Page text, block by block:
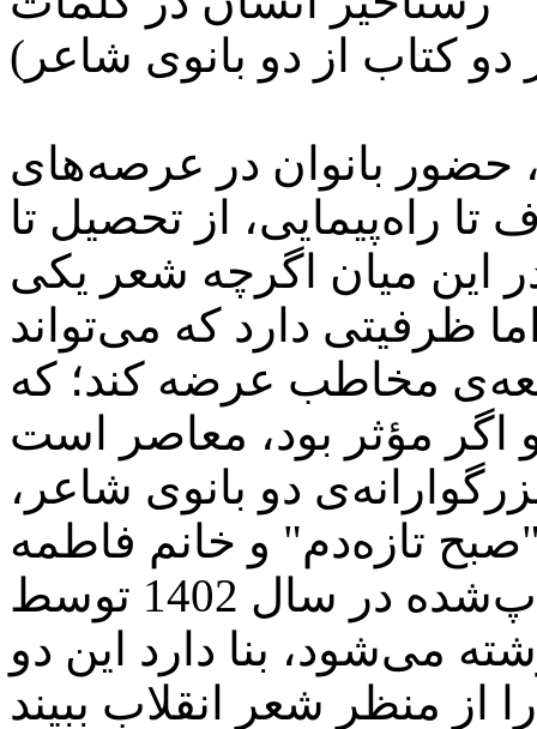
حضور بانوان در عرصه‌های
راه‌پیمایی، از تحصیل تا
این میان اگرچه شعر یکی
ظرفیتی دارد که می‌تواند
مخاطب عرضه کند؛ که
دو بانوی شاعر،
تازه‌دم" و خانم فاطمه
عارف‌نژاد با کتاب "شبانماه" (چاپ‌شده در سال 1402 توسط
می‌شود، بنا دارد این دو